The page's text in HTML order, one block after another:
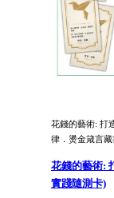
花錢的藝術: 打
律．燙金箴言
花錢的藝術:
實踐隨測卡)